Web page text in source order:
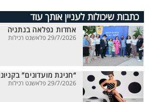
כתבות שיכולות לעניין אותך עוד
אחדות נפלאה בנתניה
29/7/2026 פלאשנט רכילות
“חגיגת מועדונים”
29/7/2026 פלאשנט רכילות